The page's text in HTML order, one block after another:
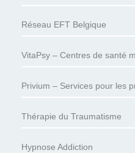
Réseau EFT Belgique
VitaPsy – Centres de santé
Privium – Services pour les
Thérapie du Traumatisme
Hypnose Addiction